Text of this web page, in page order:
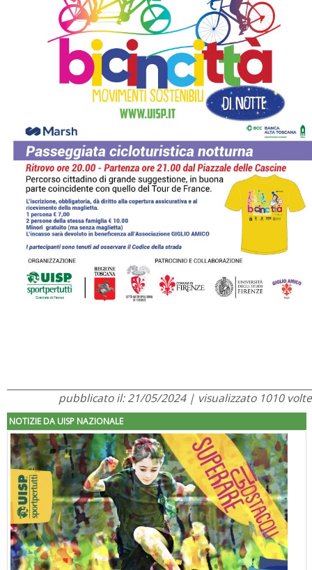
pubblicato il: 21/05/2024 | visualizzato 1010 volte
NOTIZIE DA UISP NAZIONALE